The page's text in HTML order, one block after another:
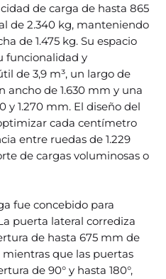
de carga de hasta 865
de 2.340 kg, manteniendo
de 1.475 kg. Su espacio
funcionalidad y
de 3,9 m³, un largo de
ancho de 1.630 mm y una
y 1.270 mm. El diseño del
cada centímetro
entre ruedas de 1.229
de cargas voluminosas o
fue concebido para
puerta lateral corrediza
de hasta 675 mm de
mientras que las puertas
de 90° y hasta 180°,